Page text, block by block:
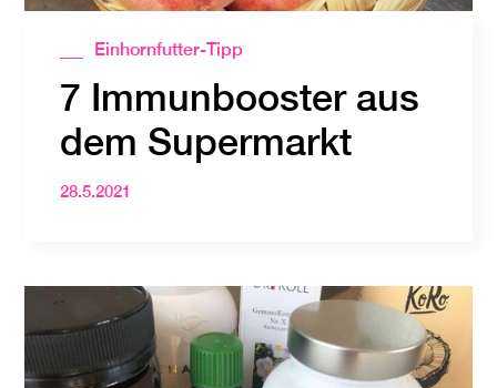
Einhornfutter-Tipp
7 Immunbooster aus
dem Supermarkt
28.5.2021